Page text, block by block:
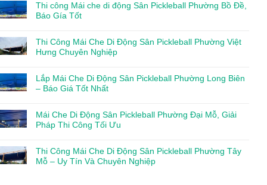
Thi công Mái che di động Sân Pickleball Phường Bồ Đề,
Báo Gía Tốt
Thi Công Mái Che Di Động Sân Pickleball Phường Việt
Hưng Chuyên Nghiệp
Lắp Mái Che Di Động Sân Pickleball Phường Long Biên
– Báo Giá Tốt Nhất
Mái Che Di Động Sân Pickleball Phường Đại Mỗ, Giải
Pháp Thi Công Tối Ưu
Thi Công Mái Che Di Động Sân Pickleball Phường Tây
Mỗ – Uy Tín Và Chuyên Nghiệp